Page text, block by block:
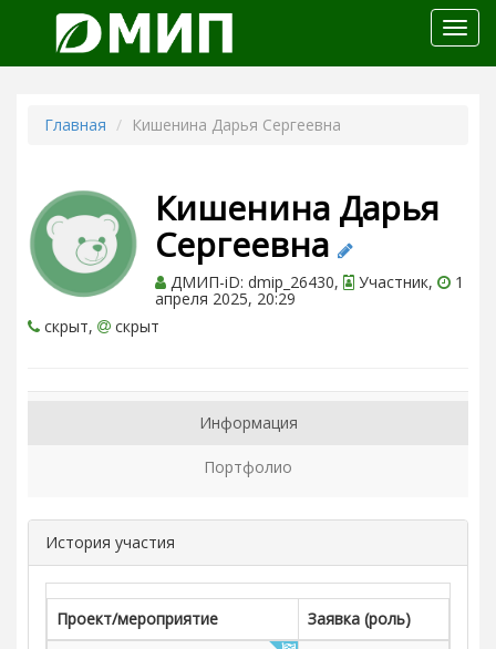
меню
Главная Кишенина Дарья Сергеевна
Кишенина Дарья
Сергеевна
ДМИП-iD: dmip_26430, Участник, 1
апреля 2025, 20:29
скрыт,
скрыт
Информация
Портфолио
История участия
Проект/мероприятие
Заявка (роль)